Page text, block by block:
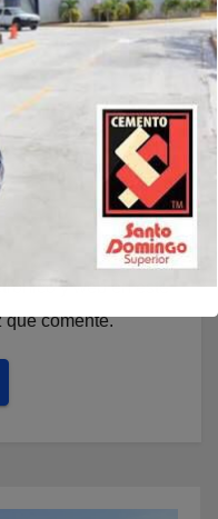
y web en este
que comente.